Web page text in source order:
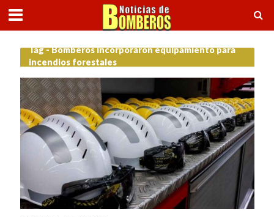
Tag - Bomberos incorporaron equipamiento para
incendios forestales